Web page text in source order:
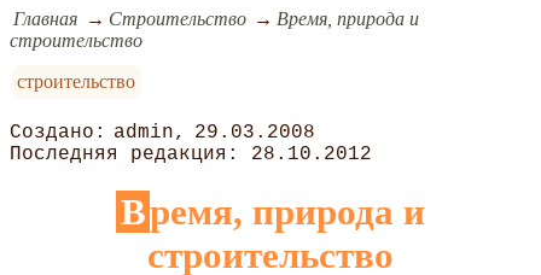
Главная Строительство
Время, природа и
строительство
строительство
admin
29.03.2008
28.10.2012
Время, природа и
строительство